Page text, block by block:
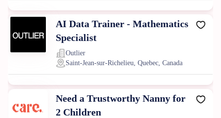
AI Data Trainer - Mathematics
Specialist
Outlier
Saint-Jean-sur-Richelieu, Quebec, Canada
Need a Trustworthy Nanny for
2 Children